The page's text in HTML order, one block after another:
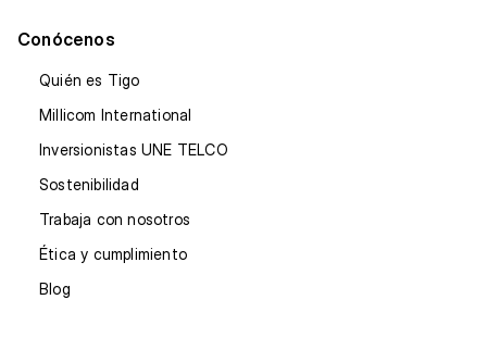
Conócenos
Quién es Tigo
Millicom International
Inversionistas UNE TELCO
Sostenibilidad
Trabaja con nosotros
Ética y cumplimiento
Blog